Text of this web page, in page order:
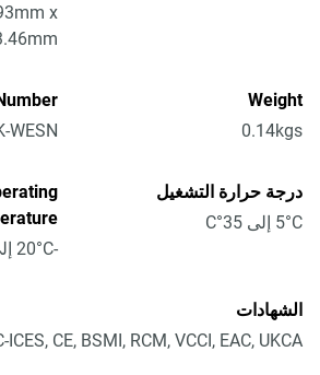
x
Weight
0.14kgs
WESN
درجة حرارة التشغيل
5°C إلى 35°C
-20°C إلى 65°C
الشهادات
ICES, CE, BSMI, RCM, VCCI, EAC, UKCA